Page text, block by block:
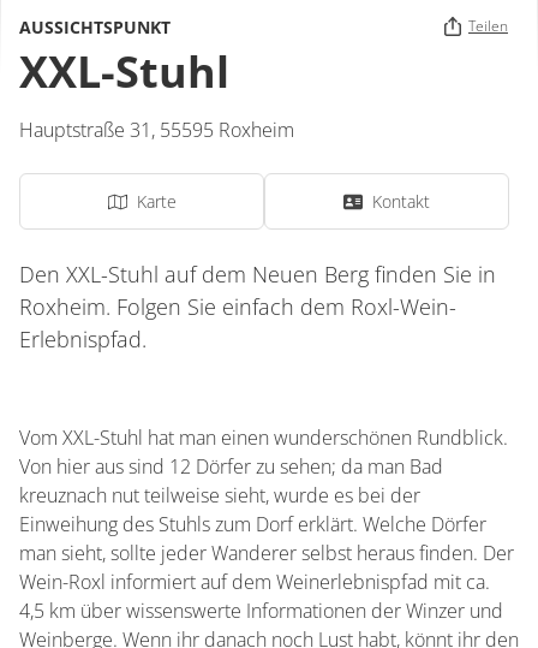
AUSSICHTSPUNKT Teilen
XXL-Stuhl
Hauptstraße 31, 55595 Roxheim
Karte Kontakt
Den XXL-Stuhl auf dem Neuen Berg finden Sie in
Roxheim. Folgen Sie einfach dem Roxl-Wein-
Erlebnispfad.
Vom XXL-Stuhl hat man einen wunderschönen Rundblick.
Von hier aus sind 12 Dörfer zu sehen; da man Bad
kreuznach nut teilweise sieht, wurde es bei der
Einweihung des Stuhls zum Dorf erklärt. Welche Dörfer
man sieht, sollte jeder Wanderer selbst heraus finden. Der
Wein-Roxl informiert auf dem Weinerlebnispfad mit ca.
4,5 km über wissenswerte Informationen der Winzer und
Weinberge. Wenn ihr danach noch Lust habt, könnt ihr den